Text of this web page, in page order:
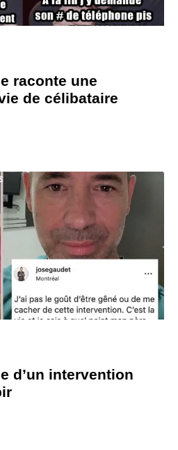
raconte une
de célibataire
d’un intervention